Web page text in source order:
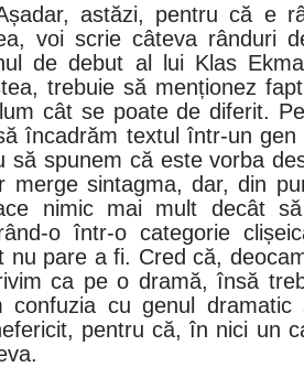
astăzi, pentru că e
voi scrie câteva rânduri
de debut al lui Klas
trebuie să menționez
cât se poate de diferit.
încadrăm textul într-un
să spunem că este vorba
merge sintagma, dar, din
nimic mai mult decât
o într-o categorie
nu pare a fi. Cred că,
ca pe o dramă, însă
confuzia cu genul
pentru că, în nici un